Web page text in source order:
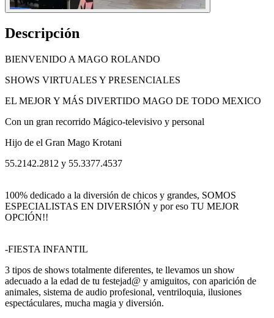
Descripción
BIENVENIDO A MAGO ROLANDO
SHOWS VIRTUALES Y PRESENCIALES
EL MEJOR Y MÁS DIVERTIDO MAGO DE TODO MEXICO
Con un gran recorrido Mágico-televisivo y personal
Hijo de el Gran Mago Krotani
55.2142.2812 y 55.3377.4537
100% dedicado a la diversión de chicos y grandes, SOMOS
ESPECIALISTAS EN DIVERSIÓN y por eso TU MEJOR
OPCIÓN!!
-FIESTA INFANTIL
3 tipos de shows totalmente diferentes, te llevamos un show
adecuado a la edad de tu festejad@ y amiguitos, con aparición de
animales, sistema de audio profesional, ventriloquia, ilusiones
espectáculares, mucha magia y diversión.